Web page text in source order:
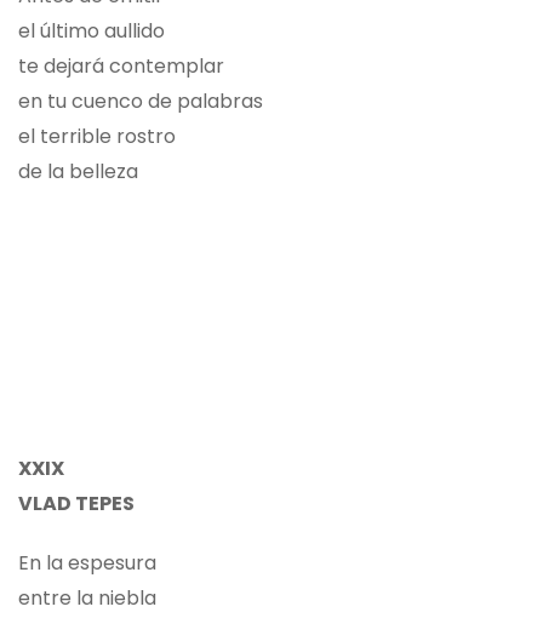
el último aullido
te dejará contemplar
en tu cuenco de palabras
el terrible rostro
de la belleza
XXIX
VLAD TEPES
En la espesura
entre la niebla